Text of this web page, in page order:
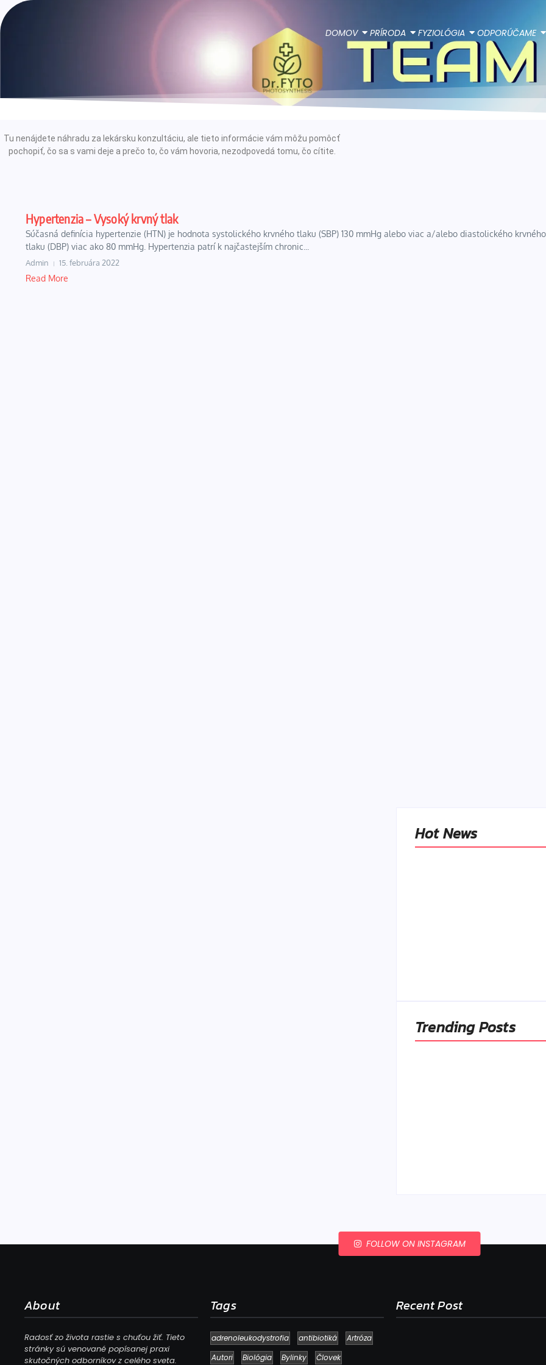
DOMOV PRÍRODA FYZIOLÓGIA ODPORÚČAME
Tu nenájdete náhradu za lekársku konzultáciu, ale tieto informácie vám môžu pomôcť
pochopiť, čo sa s vami deje a prečo to, čo vám hovoria, nezodpovedá tomu, čo cítite.
Hypertenzia – Vysoký krvný tlak
Súčasná definícia hypertenzie (HTN) je hodnota systolického krvného tlaku (SBP) 130 mmHg alebo viac a/alebo diastolického krvného
tlaku (DBP) viac ako 80 mmHg. Hypertenzia patrí k najčastejším chronic...
Admin 15. februára 2022
Read More
Hot News
Trending Posts
FOLLOW ON INSTAGRAM
About
Radosť zo života rastie s chuťou žiť. Tieto
stránky sú venované popísanej praxi
skutočných odborníkov z celého sveta.
Tags
adrenoleukodystrofia antibiotiká
Artróza
Autori
Biológia Bylinky Človek
Recent Post